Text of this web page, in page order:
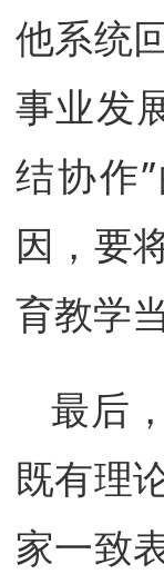
他系统
事业发
结协作
因，要
育教学
最后
既有理
家一致